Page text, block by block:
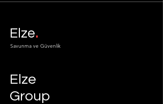
Elze.
Savunma ve Güvenlik
Elze
Group